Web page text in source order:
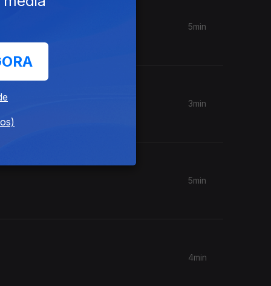
5min
3min
5min
4min